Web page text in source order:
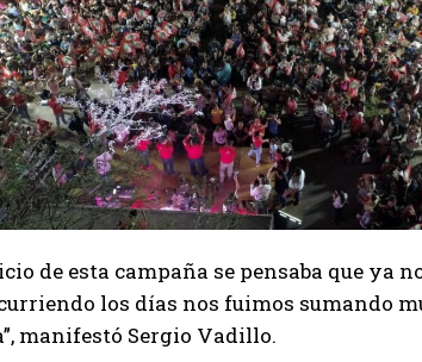
de esta campaña se pensaba que ya
los días nos fuimos sumando
manifestó Sergio Vadillo.